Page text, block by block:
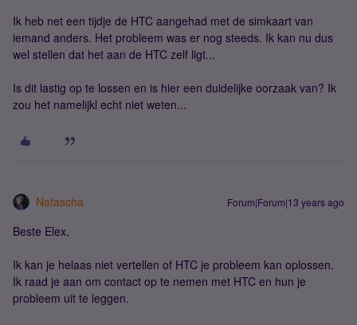
Ik heb net een tijdje de HTC aangehad met de simkaart van
iemand anders. Het probleem was er nog steeds. Ik kan nu dus
wel stellen dat het aan de HTC zelf ligt...
Is dit lastig op te lossen en is hier een duidelijke oorzaak van? Ik
zou het namelijkl echt niet weten...
Natascha Forum|Forum|13 years ago
Beste Elex,
Ik kan je helaas niet vertellen of HTC je probleem kan oplossen.
Ik raad je aan om contact op te nemen met HTC en hun je
probleem uit te leggen.